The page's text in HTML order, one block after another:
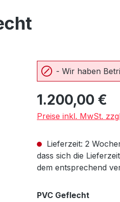
- Wir haben
Regulärer Preis:
1.200,00 €
Preise inkl. MwSt.
Lieferzeit: 2
dass sich die
dem entsprechend
PVC Geflecht